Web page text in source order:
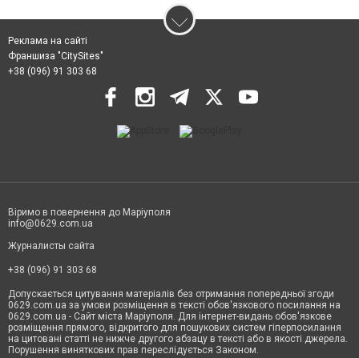
Реклама на сайті
Франшиза "CitySites"
+38 (096) 91 303 68
Віримо в повернення до Маріуполя
info@0629.com.ua
Журналисты сайта
+38 (096) 91 303 68
Допускається цитування матеріалів без отримання попередньої згоди
0629.com.ua за умови розміщення в тексті обов'язкового посилання на
0629.com.ua - Сайт міста Маріуполя. Для інтернет-видань обов'язкове
розміщення прямого, відкритого для пошукових систем гіперпосилання
на цитовані статті не нижче другого абзацу в тексті або в якості джерела.
Порушення виняткових прав переслідується Законом.